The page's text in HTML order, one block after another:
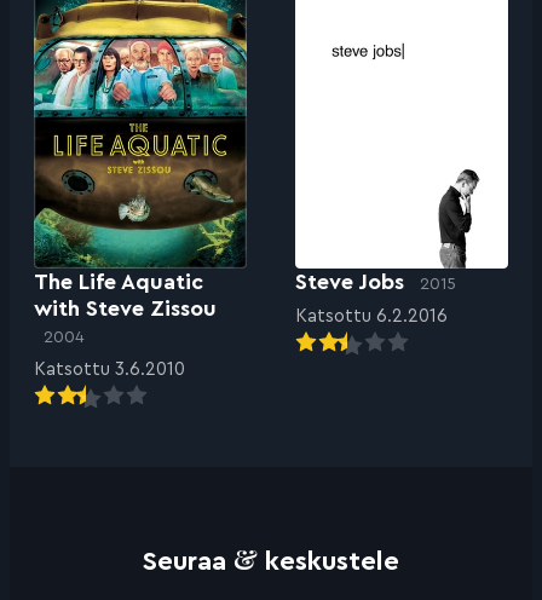
The Life Aquatic
with Steve Zissou
2004
Katsottu 3.6.2010
Steve Jobs 2015
Katsottu 6.2.2016
Seuraa & keskustele